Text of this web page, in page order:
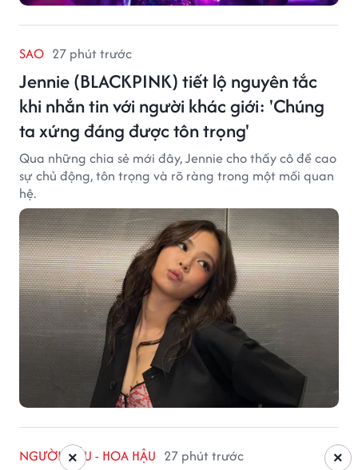
SAO 27 phút trước
Jennie (BLACKPINK) tiết lộ nguyên tắc
khi nhắn tin với người khác giới: 'Chúng
ta xứng đáng được tôn trọng'
Qua những chia sẻ mới đây, Jennie cho thấy cô đề cao
sự chủ động, tôn trọng và rõ ràng trong một mối quan
hệ.
NGƯỜI MẪU - HOA HẬU 27 phút trước ×
×